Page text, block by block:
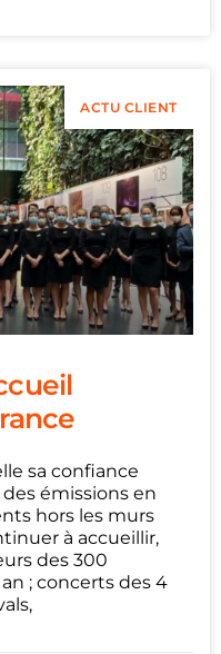
ACTU CLIENT
sa confiance
émissions en
hors les murs
à accueillir,
des 300
; concerts des 4